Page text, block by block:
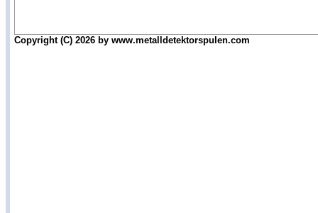
Copyright (C) 2026 by www.metalldetektorspulen.com